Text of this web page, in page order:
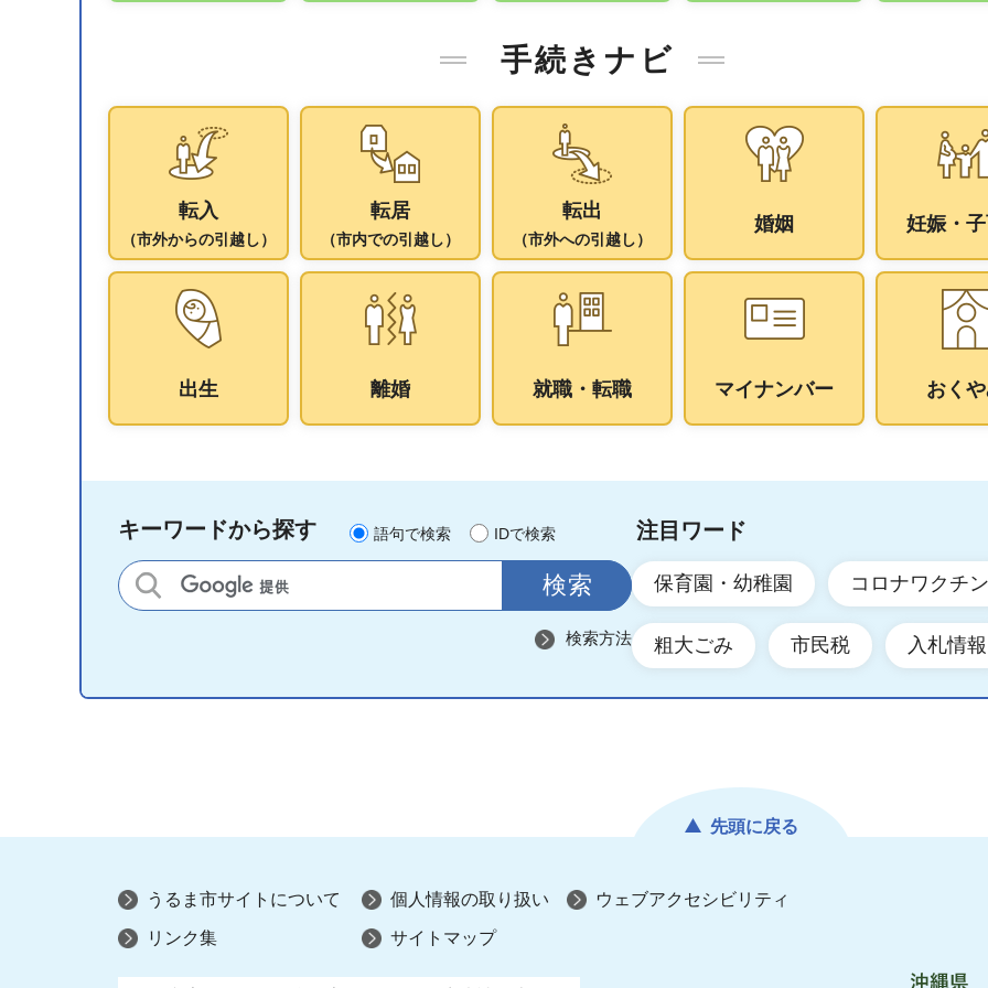
手続きナビ
転入
（市外からの引越し）
転居
（市内での引越し）
転出
（市外への引越し）
婚姻 妊娠・
出生 離婚 就職・転職 マイナンバー おく
キーワードから探す 語句で検索 IDで検索
サイト内検索
検索方法
注目ワード
保育園・幼稚園 コロナワクチン
粗大ごみ 市民税 入札情報
先頭に戻る
うるま市サイトについて 個人情報の取り扱い ウェブアクセシビリティ
リンク集 サイトマップ